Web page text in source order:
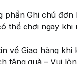
phần Ghi chú đơn
thể chơi ngay khi
về Giao hàng khi
tặng quà – Vui